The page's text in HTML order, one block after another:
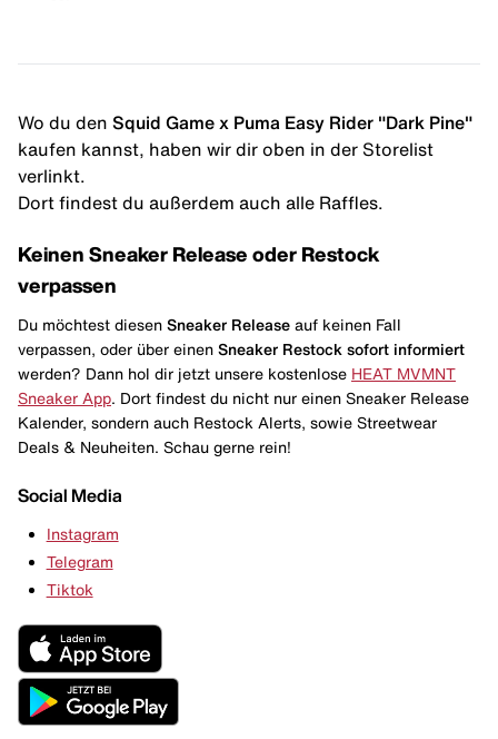
Wo du den Squid Game x Puma Easy Rider "Dark Pine"
kaufen kannst, haben wir dir oben in der Storelist
verlinkt.
Dort findest du außerdem auch alle Raffles.
Keinen Sneaker Release oder Restock
verpassen
Du möchtest diesen Sneaker Release auf keinen Fall
verpassen, oder über einen Sneaker Restock sofort informiert
werden? Dann hol dir jetzt unsere kostenlose HEAT MVMNT
Sneaker App . Dort findest du nicht nur einen Sneaker Release
Kalender, sondern auch Restock Alerts, sowie Streetwear
Deals & Neuheiten. Schau gerne rein!
Social Media
Instagram
Telegram
Tiktok